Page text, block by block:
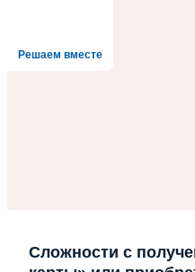
Решаем вместе
Сложности с